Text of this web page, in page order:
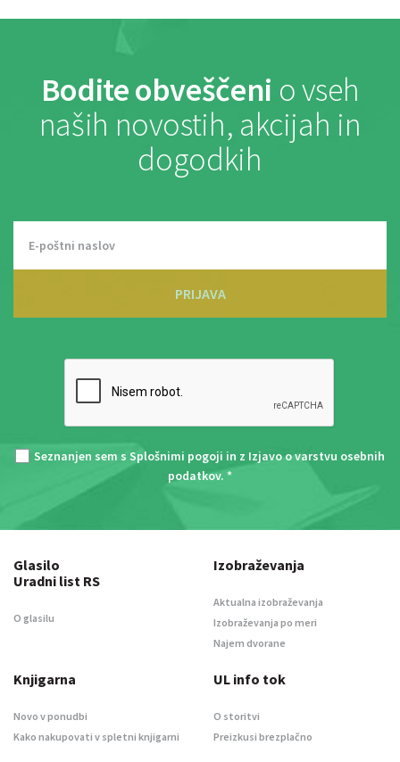
Bodite obveščeni o vseh
naših novostih, akcijah in
dogodkih
PRIJAVA
Seznanjen sem s Splošnimi pogoji in z Izjavo o varstvu osebnih
podatkov. *
Glasilo
Uradni list RS
O glasilu
Izobraževanja
Aktualna izobraževanja
Izobraževanja po meri
Najem dvorane
Knjigarna
Novo v ponudbi
Kako nakupovati v spletni knjigarni
UL info tok
O storitvi
Preizkusi brezplačno